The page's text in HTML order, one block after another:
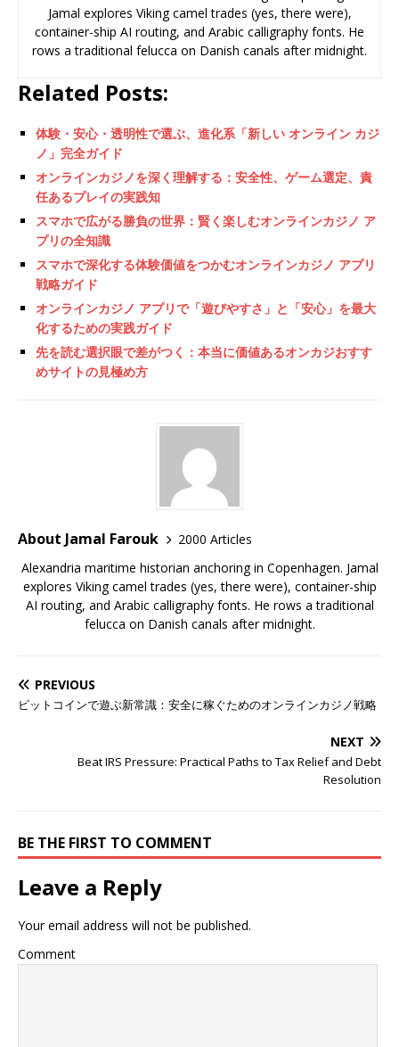
Jamal explores Viking camel trades (yes, there were),
container-ship AI routing, and Arabic calligraphy fonts. He
rows a traditional felucca on Danish canals after midnight.
Related Posts:
体験・安心・透明性で選ぶ、進化系「新しい オンライン カジ
ノ」完全ガイド
オンラインカジノを深く理解する：安全性、ゲーム選定、責
任あるプレイの実践知
スマホで広がる勝負の世界：賢く楽しむオンラインカジノ ア
プリの全知識
スマホで深化する体験価値をつかむオンラインカジノ アプリ
戦略ガイド
オンラインカジノ アプリで「遊びやすさ」と「安心」を最大
化するための実践ガイド
先を読む選択眼で差がつく：本当に価値あるオンカジおすす
めサイトの見極め方
About Jamal Farouk
2000 Articles
Alexandria maritime historian anchoring in Copenhagen. Jamal
explores Viking camel trades (yes, there were), container-ship
AI routing, and Arabic calligraphy fonts. He rows a traditional
felucca on Danish canals after midnight.
PREVIOUS
ビットコインで遊ぶ新常識：安全に稼ぐためのオンラインカジノ戦略
NEXT
Beat IRS Pressure: Practical Paths to Tax Relief and Debt
Resolution
BE THE FIRST TO COMMENT
Leave a Reply
Your email address will not be published.
Comment